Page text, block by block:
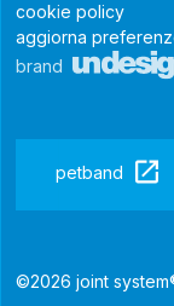
cookie policy
aggiorna
brand
petband
©2026 joint